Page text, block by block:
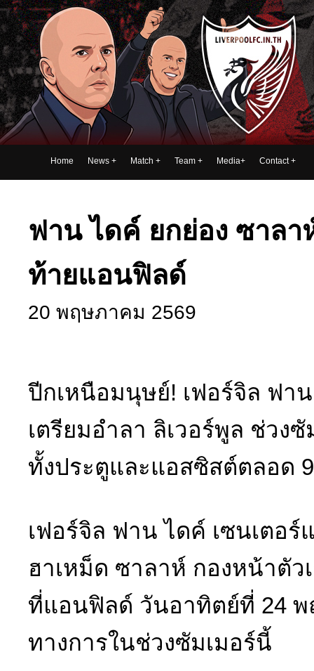
Home News + Match + Team + Media+ Contact+
ฟาน ไดค์ ยกย่อง ซาลา
ท้ายแอนฟิลด์
20 พฤษภาคม 2569
ปีกเหนือมนุษย์! เฟอร์จิล ฟา
เตรียมอำลา ลิเวอร์พูล ช่วง
ทั้งประตูและแอสซิสต์ตลอด
เฟอร์จิล ฟาน ไดค์ เซนเตอ
ฮาเหม็ด ซาลาห์ กองหน้าตัว
ที่แอนฟิลด์ วันอาทิตย์ที่ 24
ทางการในช่วงซัมเมอร์นี้